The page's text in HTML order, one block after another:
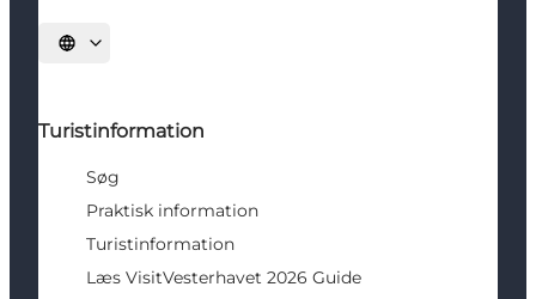
Vælg sprog
Turistinformation
Søg
Praktisk information
Turistinformation
Læs VisitVesterhavet 2026 Guide